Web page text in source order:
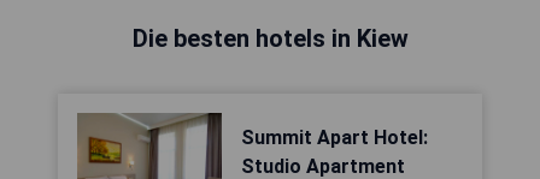
Die besten hotels in Kiew
Summit Apart Hotel:
Studio Apartment